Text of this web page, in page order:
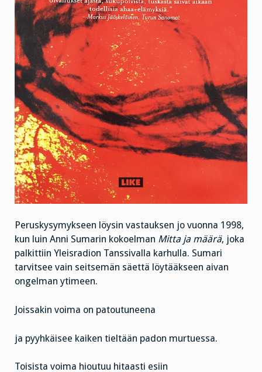
Peruskysymykseen löysin vastauksen jo vuonna 1998,
kun luin Anni Sumarin kokoelman Mitta ja määrä, joka
palkittiin Yleisradion Tanssivalla karhulla. Sumari
tarvitsee vain seitsemän säettä löytääkseen aivan
ongelman ytimeen.
Joissakin voima on patoutuneena
ja pyyhkäisee kaiken tieltään padon murtuessa.
Toisista voima hioutuu hitaasti esiin